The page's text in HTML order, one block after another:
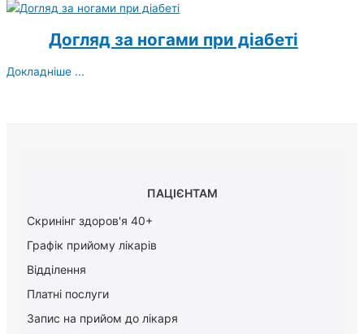
Догляд за ногами при діабеті
Докладніше ...
ПАЦІЄНТАМ
Скринінг здоров'я 40+
Графік прийому лікарів
Відділення
Платні послуги
Запис на прийом до лікаря